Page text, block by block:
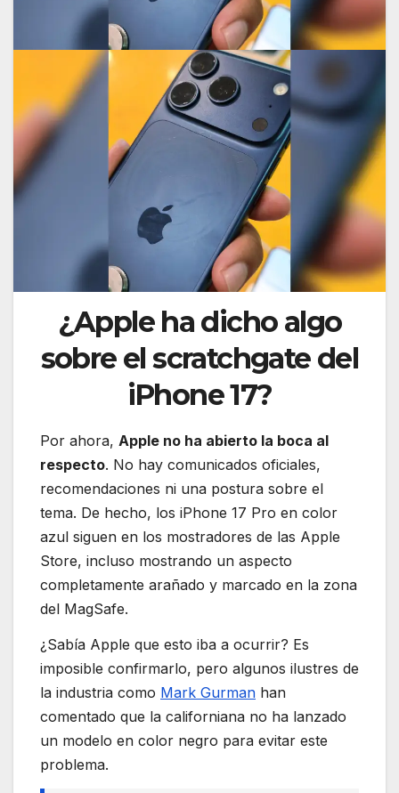
¿Apple ha dicho algo
sobre el scratchgate del
iPhone 17?
Por ahora, Apple no ha abierto la boca al
respecto. No hay comunicados oficiales,
recomendaciones ni una postura sobre el
tema. De hecho, los iPhone 17 Pro en color
azul siguen en los mostradores de las Apple
Store, incluso mostrando un aspecto
completamente arañado y marcado en la zona
del MagSafe.
¿Sabía Apple que esto iba a ocurrir? Es
imposible confirmarlo, pero algunos ilustres de
la industria como Mark Gurman han
comentado que la californiana no ha lanzado
un modelo en color negro para evitar este
problema.